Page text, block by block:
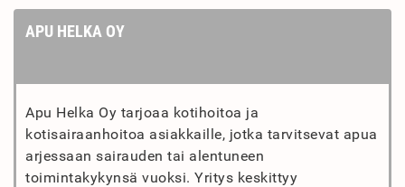
APU HELKA OY
Apu Helka Oy tarjoaa kotihoitoa ja
kotisairaanhoitoa asiakkaille, jotka tarvitsevat apua
arjessaan sairauden tai alentuneen
toimintakykynsä vuoksi. Yritys keskittyy